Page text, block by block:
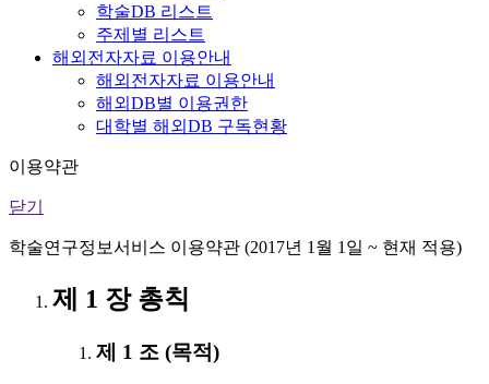
학술DB 리스트
주제별 리스트
해외전자자료 이용안내
해외전자자료 이용안내
해외DB별 이용권한
대학별 해외DB 구독현황
이용약관
닫기
학술연구정보서비스 이용약관 (2017년 1월 1일 ~ 현재 적용)
제 1 장 총칙
제 1 조 (목적)